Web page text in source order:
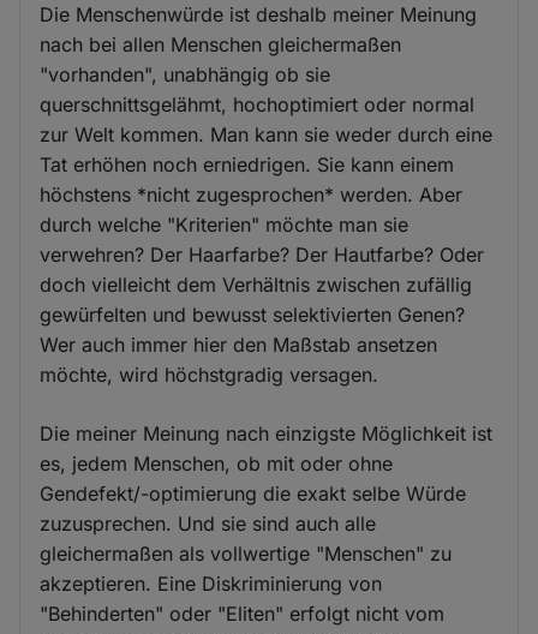
Die Menschenwürde ist deshalb meiner Meinung
nach bei allen Menschen gleichermaßen
"vorhanden", unabhängig ob sie
querschnittsgelähmt, hochoptimiert oder normal
zur Welt kommen. Man kann sie weder durch eine
Tat erhöhen noch erniedrigen. Sie kann einem
höchstens *nicht zugesprochen* werden. Aber
durch welche "Kriterien" möchte man sie
verwehren? Der Haarfarbe? Der Hautfarbe? Oder
doch vielleicht dem Verhältnis zwischen zufällig
gewürfelten und bewusst selektivierten Genen?
Wer auch immer hier den Maßstab ansetzen
möchte, wird höchstgradig versagen.
Die meiner Meinung nach einzigste Möglichkeit ist
es, jedem Menschen, ob mit oder ohne
Gendefekt/-optimierung die exakt selbe Würde
zuzusprechen. Und sie sind auch alle
gleichermaßen als vollwertige "Menschen" zu
akzeptieren. Eine Diskriminierung von
"Behinderten" oder "Eliten" erfolgt nicht vom